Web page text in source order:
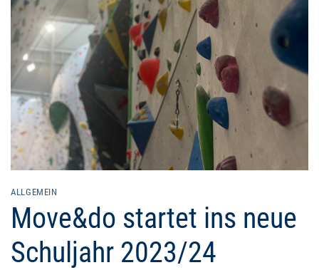
ALLGEMEIN
Move&do startet ins neue
Schuljahr 2023/24